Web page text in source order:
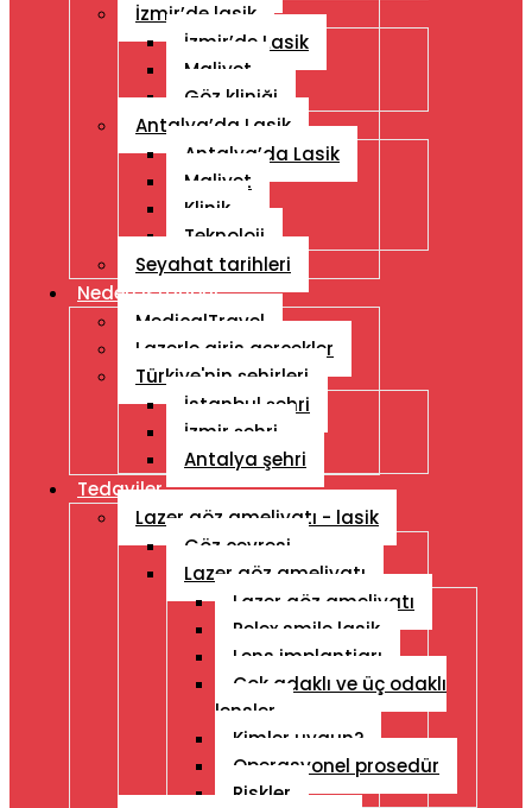
İzmir’de lasik
İzmir’de Lasik
Maliyet
Göz kliniği
Antalya’da Lasik
Antalya’da Lasik
Maliyet
Klinik
Teknoloji
Seyahat tarihleri
Neden Istanbul
MedicalTravel
Lazerle giris gercekler
Türkiye'nin şehirleri
İstanbul şehri
İzmir şehri
Antalya şehri
Tedaviler
Lazer göz ameliyatı - lasik
Göz çevresi
Lazer göz ameliyatı
Lazer göz ameliyatı
Relex smile lasik
Lens implantiarı
Çok adaklı ve üç odaklı
lensler
Kimler uygun?
Operasyonel prosedür
Riskler